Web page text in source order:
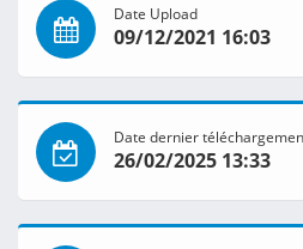
Date Upload
09/12/2021 16:03
Date dernier
26/02/2025 13:33